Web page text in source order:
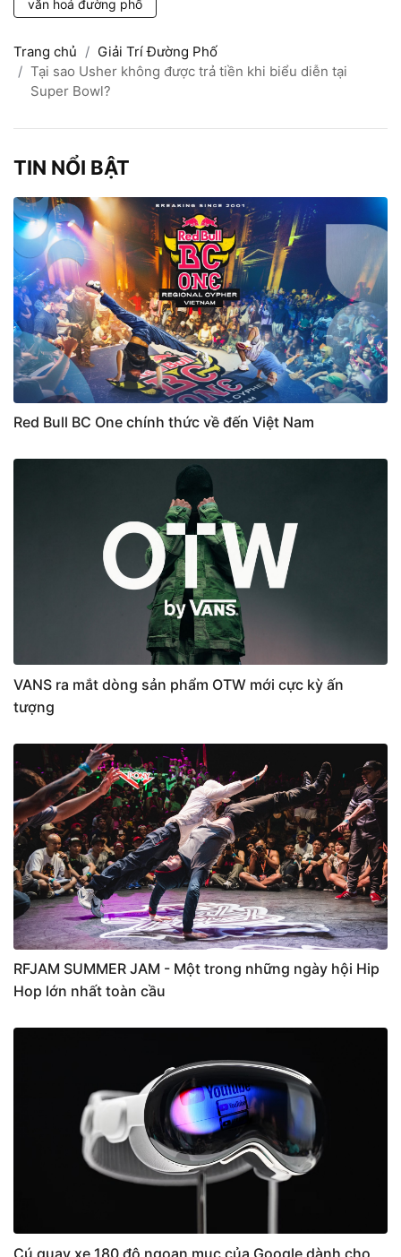
văn hoá đường phố
Trang chủ
Giải Trí Đường Phố
Tại sao Usher không được trả tiền khi biểu diễn tại
Super Bowl?
TIN NỔI BẬT
Red Bull BC One chính thức về đến Việt Nam
VANS ra mắt dòng sản phẩm OTW mới cực kỳ ấn
tượng
RFJAM SUMMER JAM - Một trong những ngày hội Hip
Hop lớn nhất toàn cầu
Cú quay xe 180 độ ngoạn mục của Google dành cho